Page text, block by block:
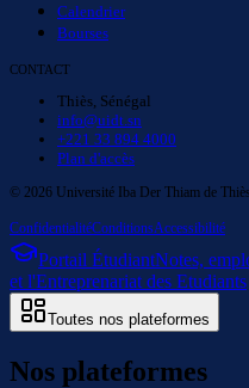
Calendrier
Bourses
CONTACT
Thiès, Sénégal
info@uidt.sn
+221 33 894 4000
Plan d'accès
© 2026 Université Iba Der Thiam de
ConfidentialitéConditionsAccessibilité
Portail ÉtudiantNotes,
et l'Entreprenariat des Etudiants
Toutes nos plateformes
Nos plateformes